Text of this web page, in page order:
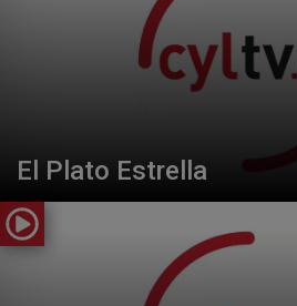
El Plato Estrella